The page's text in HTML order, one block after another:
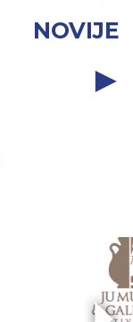
NOVIJE